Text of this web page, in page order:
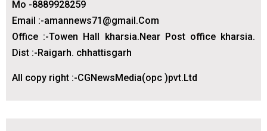
Mo -8889928259
Email :-amannews71@gmail.Com
Office :-Towen Hall kharsia.Near Post office kharsia.
Dist :-Raigarh. chhattisgarh
All copy right :-CGNewsMedia(opc )pvt.Ltd